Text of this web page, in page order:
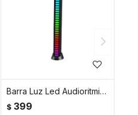
Barra Luz Led Audioritmica Rgb Gamer Tiktok
$ 399